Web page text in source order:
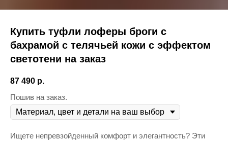
Купить туфли лоферы броги с
бахрамой с телячьей кожи с эффектом
светотени на заказ
87 490 р.
Пошив на заказ.
Ищете непревзойденный комфорт и элегантность? Эти